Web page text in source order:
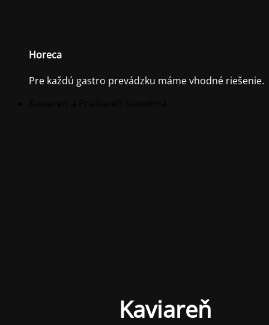
Horeca
Pre každú gastro prevádzku máme vhodné riešenie.
Kaviareň